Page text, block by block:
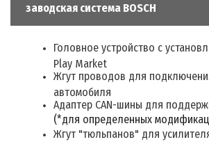
заводская система BOSCH
Головное устройство с
Play Market
Жгут проводов для
автомобиля
Адаптер CAN-шины для
(*для определенных
Жгут "тюльпанов" для